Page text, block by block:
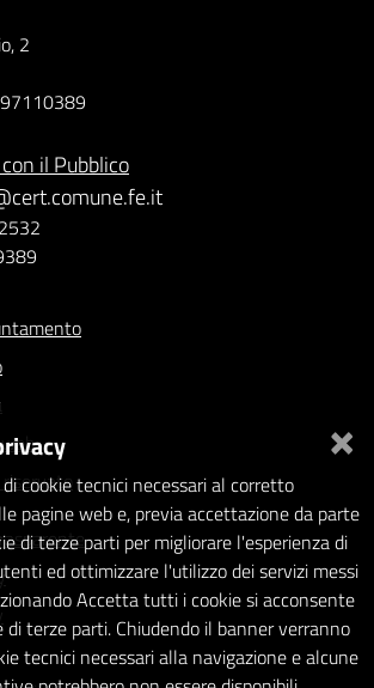
2
il Pubblico
×
cookie tecnici necessari al corretto
pagine web e, previa accettazione da parte
di terze parti per migliorare l'esperienza di
ed ottimizzare l'utilizzo dei servizi messi
Accetta tutti i cookie si acconsente
di terze parti. Chiudendo il banner verranno
tecnici necessari alla navigazione e alcune